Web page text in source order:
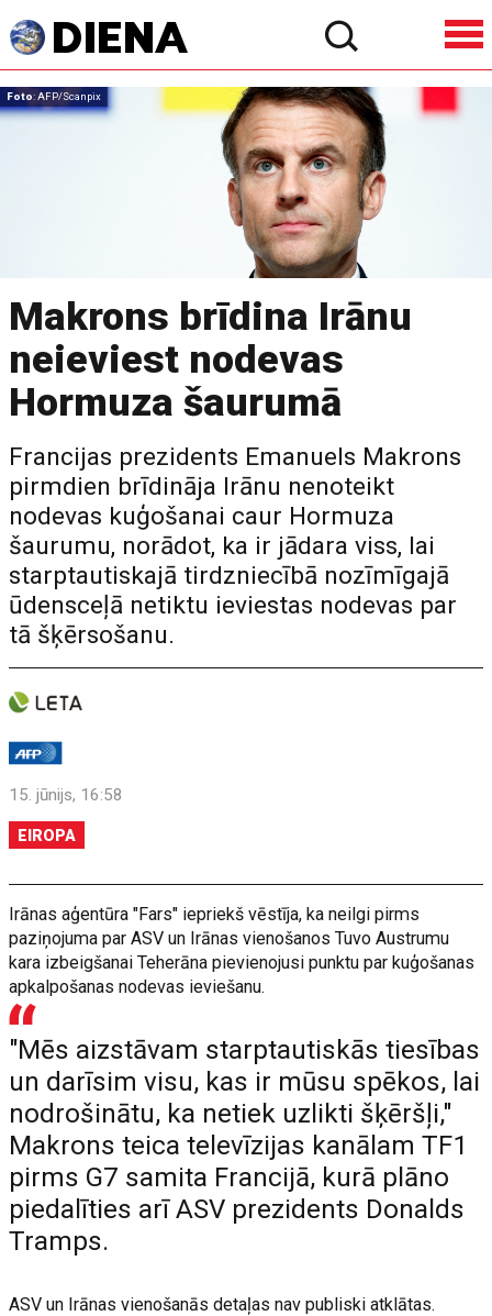
Foto: AFP/Scanpix
Makrons brīdina Irānu
neieviest nodevas
Hormuza šaurumā
Francijas prezidents Emanuels Makrons
pirmdien brīdināja Irānu nenoteikt
nodevas kuģošanai caur Hormuza
šaurumu, norādot, ka ir jādara viss, lai
starptautiskajā tirdzniecībā nozīmīgajā
ūdensceļā netiktu ieviestas nodevas par
tā šķērsošanu.
15. jūnijs, 16:58
EIROPA
Irānas aģentūra "Fars" iepriekš vēstīja, ka neilgi pirms
paziņojuma par ASV un Irānas vienošanos Tuvo Austrumu
kara izbeigšanai Teherāna pievienojusi punktu par kuģošanas
apkalpošanas nodevas ieviešanu.
"Mēs aizstāvam starptautiskās tiesības
un darīsim visu, kas ir mūsu spēkos, lai
nodrošinātu, ka netiek uzlikti šķēršļi,"
Makrons teica televīzijas kanālam TF1
pirms G7 samita Francijā, kurā plāno
piedalīties arī ASV prezidents Donalds
Tramps.
ASV un Irānas vienošanās detaļas nav publiski atklātas.